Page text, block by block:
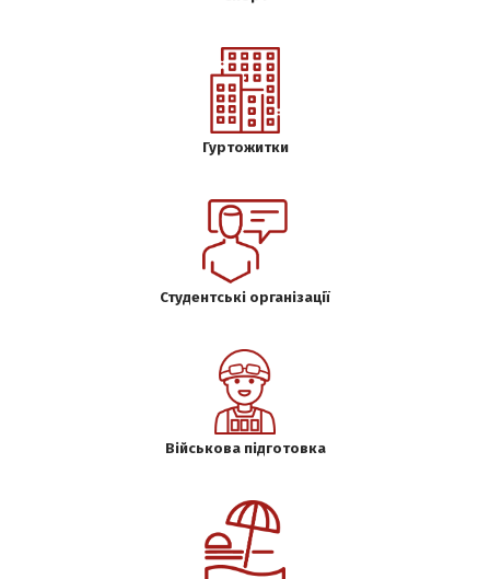
Гуртожитки
Студентські організації
Військова підготовка